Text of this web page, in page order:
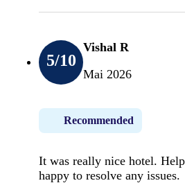
5/10
Vishal R
Mai 2026
Recommended
It was really nice hotel.
happy to resolve any issues.